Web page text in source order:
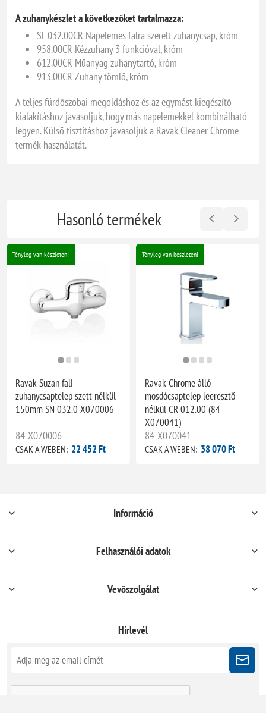
A zuhanykészlet a következőket tartalmazza:
SL 032.00CR Napelemes falra szerelt zuhanycsap, króm
958.00CR Kézzuhany 3 funkcióval, króm
612.00CR Műanyag zuhanytartó, króm
913.00CR Zuhany tömlő, króm
A teljes fürdőszobai megoldáshoz és az egymást kiegészítő
kialakításhoz javasoljuk, hogy más napelemekkel kombinálható
legyen. Külső tisztításhoz javasoljuk a Ravak Cleaner Chrome
termék használatát.
Hasonló termékek
Tényleg van készleten!
Ravak Suzan fali
zuhanycsaptelep szett nélkül
150mm SN 032.0 X070006
84-X070006
CSAK A WEBEN: 22 452 Ft
Tényleg van készleten!
Ravak Chrome álló
mosdócsaptelep leeresztő
nélkül CR 012.00 (84-
X070041)
84-X070041
CSAK A WEBEN: 38 070 Ft
Információ
Felhasználói adatok
Vevőszolgálat
Hírlevél